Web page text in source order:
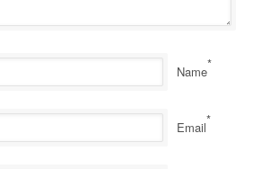
Name*
Email*